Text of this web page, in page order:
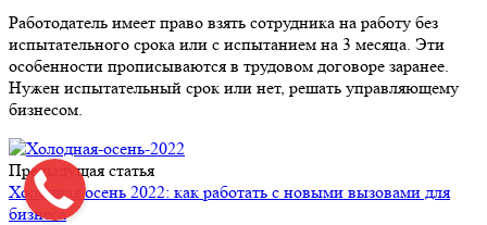
Работодатель имеет право взять сотрудника на работу без
испытательного срока или с испытанием на 3 месяца. Эти
особенности прописываются в трудовом договоре заранее.
Нужен испытательный срок или нет, решать управляющему
бизнесом.
Предыдущая статья
Холодная осень 2022: как работать с новыми вызовами для
бизнеса